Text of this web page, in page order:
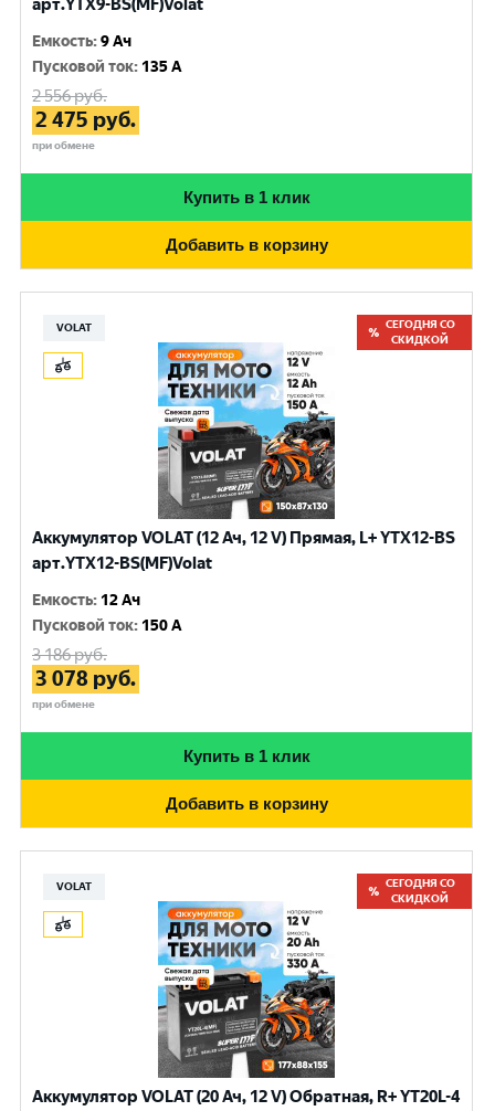
арт.YTX9-BS(MF)Volat
Емкость:9 Ач
Пусковой ток: 135 A
2 556руб.
2 475 руб.
при обмене
Купить в 1 клик
Добавить в корзину
VOLAT
СЕГОДНЯ СО
СКИДКОЙ
Аккумулятор VOLAT (12 Ач, 12 V) Прямая, L+ YTX12-BS
арт.YTX12-BS(MF)Volat
Емкость: 12 Ач
Пусковой ток: 150 A
3 186руб.
3 078 руб.
при обмене
Купить в 1 клик
Добавить в корзину
VOLAT
СЕГОДНЯ СО
СКИДКОЙ
Аккумулятор VOLAT (20 Ач, 12 V) Обратная, R+ YT20L-4